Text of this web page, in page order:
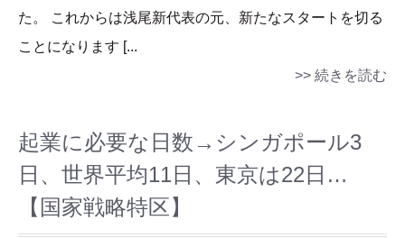
た。 これからは浅尾新代表の元、新たなスタートを切る
ことになります [...
>> 続きを読む
起業に必要な日数→シンガポール3
日、世界平均11日、東京は22日…
【国家戦略特区】